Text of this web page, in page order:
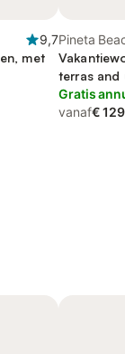
9,7
met
Pineta
terras and
Gratis
vanaf€ 129